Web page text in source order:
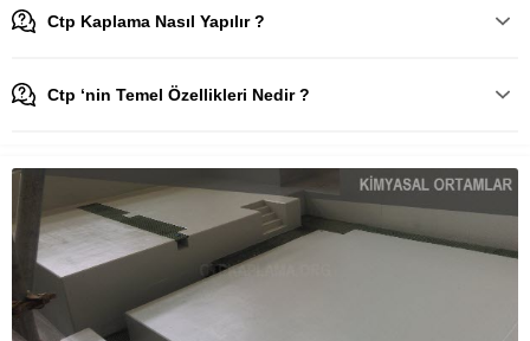
Ctp Kaplama Nasıl Yapılır ?
Ctp ‘nin Temel Özellikleri Nedir ?